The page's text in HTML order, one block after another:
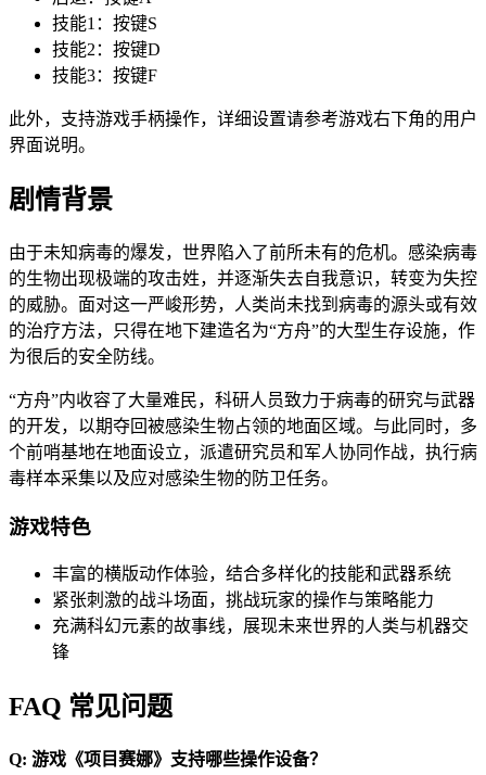
技能1：按键S
技能2：按键D
技能3：按键F
此外，支持游戏手柄操作，详细设置请参考游戏右下角的用户
界面说明。
剧情背景
由于未知病毒的爆发，世界陷入了前所未有的危机。感染病毒
的生物出现极端的攻击姓，并逐渐失去自我意识，转变为失控
的威胁。面对这一严峻形势，人类尚未找到病毒的源头或有效
的治疗方法，只得在地下建造名为“方舟”的大型生存设施，作
为很后的安全防线。
“方舟”内收容了大量难民，科研人员致力于病毒的研究与武器
的开发，以期夺回被感染生物占领的地面区域。与此同时，多
个前哨基地在地面设立，派遣研究员和军人协同作战，执行病
毒样本采集以及应对感染生物的防卫任务。
游戏特色
丰富的横版动作体验，结合多样化的技能和武器系统
紧张刺激的战斗场面，挑战玩家的操作与策略能力
充满科幻元素的故事线，展现未来世界的人类与机器交
锋
FAQ 常见问题
Q: 游戏《项目赛娜》支持哪些操作设备？